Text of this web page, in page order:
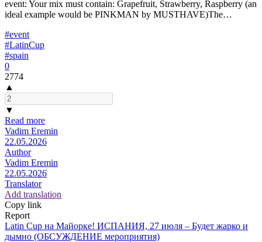
event: Your mix must contain: Grapefruit, Strawberry, Raspberry (an
ideal example would be PINKMAN by MUSTHAVE)The…
#event
#LatinCup
#spain
0
2774
▲
▼
Read more
Vadim Eremin
22.05.2026
Author
Vadim Eremin
22.05.2026
Translator
Add translation
Copy link
Report
Latin Cup на Майорке! ИСПАНИЯ, 27 июля – Будет жарко и
дымно (ОБСУЖДЕНИЕ мероприятия)